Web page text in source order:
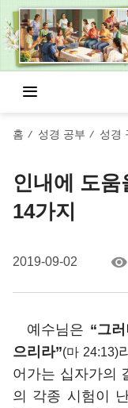
홈 / 성경 공부 / 성경
인내에 도움
14가지
2019-09-02
예수님은 “그
으리라”(마 24:13)
어가는 십자가의
의 각종 시험이